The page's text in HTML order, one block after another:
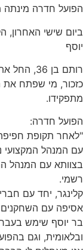
הפועל חדרה
ביום שישי האחרון,
יוסף
רותם בן 36, החל את העונה כעוזר מאמן במועדון.
כזכור, מי שפתח את
מתפקידו.
הפועל חדרה:
"לאחר תקופת
עם המנהל המקצועי
בצוותא עם המנהל
רשמי.
קלינגר, יחד עם חברי
אסיפה עם
בר יוסף שימש
ובלאומית, וגם